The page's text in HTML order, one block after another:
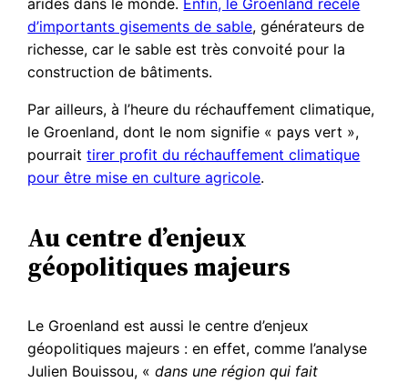
d’importants gisements de sable, générateurs de
richesse, car le sable est très convoité pour la
construction de bâtiments.
Par ailleurs, à l’heure du réchauffement climatique,
le Groenland, dont le nom signifie « pays vert »,
pourraittirer profit du réchauffement climatique
pour être mise en culture agricole.
Au centre d’enjeux
géopolitiques majeurs
Le Groenland est aussi le centre d’enjeux
géopolitiques majeurs : en effet, comme l’analyse
Julien Bouissou, «dans une région qui fait